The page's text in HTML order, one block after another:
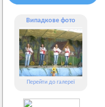
Випадкове фото
Перейти до галереї